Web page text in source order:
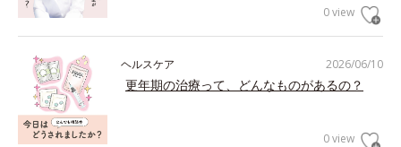
0 view
2026/06/10
ヘルスケア
更年期の治療って、どんなものがあるの？
0 view